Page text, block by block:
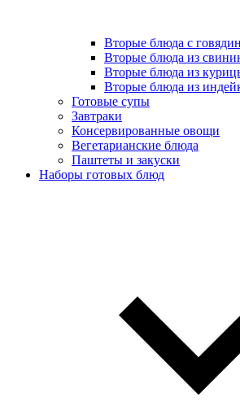
Вторые блюда с
Вторые блюда из
Вторые блюда из
Вторые блюда из
Готовые супы
Завтраки
Консервированные овощи
Вегетарианские блюда
Паштеты и закуски
Наборы готовых блюд